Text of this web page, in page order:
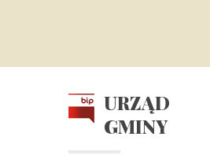
URZĄD
GMINY